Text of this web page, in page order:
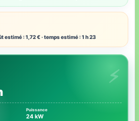
estimé : 1,72 € · temps estimé : 1 h 23
Puissance
24 kW